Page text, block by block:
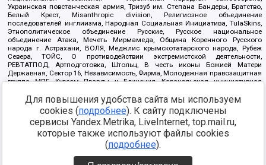
Украинская повстанческая армия, Тризуб им. Степана Бандеры, Братство,
Белый Крест, Misanthropic division, Религиозное объединение
последователей инглиизма, Народная Социальная Инициатива, TulaSkins,
Этнополитическое объединение Русские, Русское национальное
объединение Атака, Мечеть Мирмамеда, Община Коренного Русского
народа г. Астрахани, ВОЛЯ, Меджлис крымскотатарского народа, Рубеж
Севера, ТОЙС, О противодействии экстремистской деятельности,
РЕВТАТПОД, Артподготовка, Штольц, В честь иконы Божией Матери
Державная, Сектор 16, Независимость, Фирма, Молодежная правозащитная
группа МПГ, Курсом Правды и Единения, Каракольская инициативная
Благотворительный пансионат Ак Умут, Русская республика Русь,
Арестантское уголовное единство, Башкорт, Нация и свобода, W.H.С., Фалунь
Дафа, Иртыш Ultras, Русский Патриотический клуб-Новокузнецк/РПК,
Сибирский державный союз, Фонд борьбы с коррупцией, Фонд защиты прав
граждан, Штабы Навального, Совет граждан СССР Прикубанского округа г.
https://minjust.gov.ru/ru/documents/7822/
Для повышения удобства сайта мы используем
cookies (подробнее). К сайту подключены
сервисы Yandex.Metrika, LiveInternet, top.mail.ru,
которые также используют файлы cookies
(подробнее).